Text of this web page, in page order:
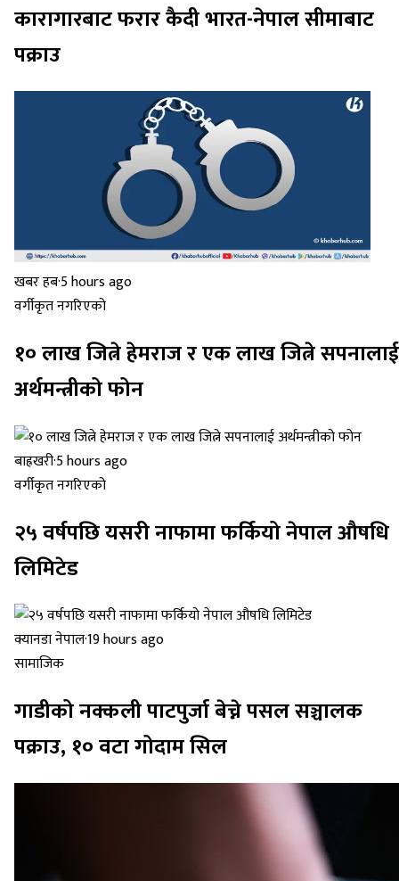
कारागारबाट फरार कैदी भारत-नेपाल सीमाबाट
पक्राउ
खबर हब·5 hours ago
वर्गीकृत नगरिएको
१० लाख जित्ने हेमराज र एक लाख जित्ने सपनालाई
अर्थमन्त्रीको फोन
बाह्रखरी·5 hours ago
वर्गीकृत नगरिएको
२५ वर्षपछि यसरी नाफामा फर्कियो नेपाल औषधि
लिमिटेड
क्यानडा नेपाल·19 hours ago
सामाजिक
गाडीको नक्कली पाटपुर्जा बेच्ने पसल सञ्चालक
पक्राउ, १० वटा गोदाम सिल